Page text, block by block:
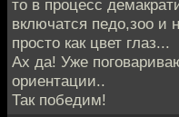
то в процесс
включатся педо,зоо и
просто как цвет глаз...
Ах да! Уже
ориентации..
Так победим!